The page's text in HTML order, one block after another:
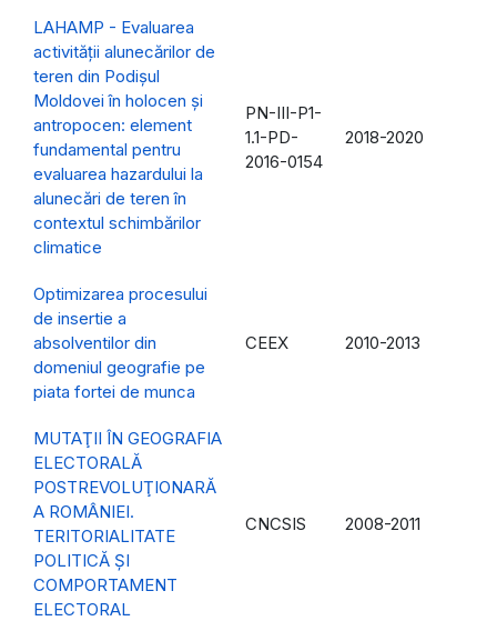
LAHAMP - Evaluarea
activităţii alunecărilor de
teren din Podișul
Moldovei în holocen şi
antropocen: element
fundamental pentru
evaluarea hazardului la
alunecări de teren în
contextul schimbărilor
climatice
PN-III-P1-
1.1-PD-
2016-0154
2018-2020
Optimizarea procesului
de insertie a
absolventilor din
domeniul geografie pe
piata fortei de munca
CEEX 2010-2013
MUTAŢII ÎN GEOGRAFIA
ELECTORALĂ
POSTREVOLUŢIONARĂ
A ROMÂNIEI.
TERITORIALITATE
POLITICĂ ŞI
COMPORTAMENT
ELECTORAL
CNCSIS 2008-2011